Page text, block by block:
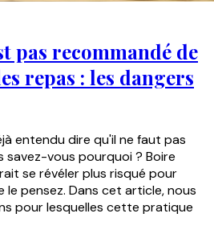
pas recommandé de
repas : les dangers
entendu dire qu'il ne faut pas
savez-vous pourquoi ? Boire
se révéler plus risqué pour
pensez. Dans cet article, nous
pour lesquelles cette pratique